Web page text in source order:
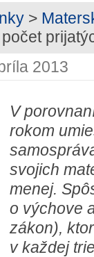
>
2013
V
rokom
svojich
menej.
o výchove
zákon),
v každej